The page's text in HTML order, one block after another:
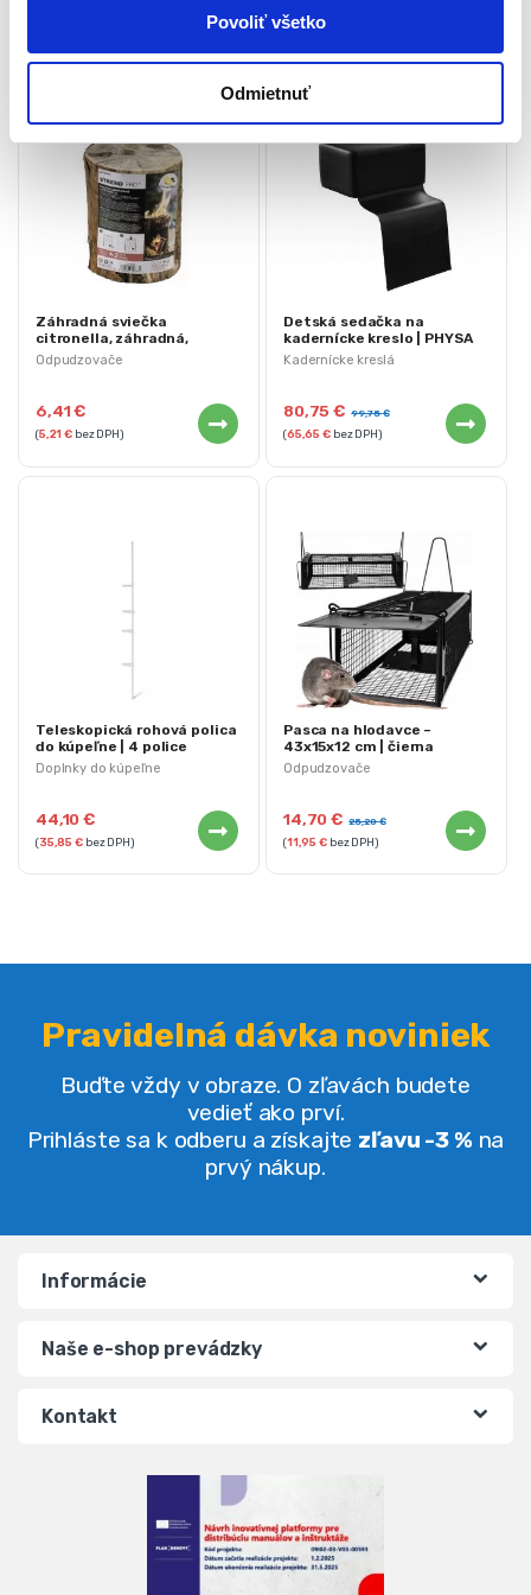
Povoliť všetko
Odmietnuť
Odpudzovače
Záhradná sviečka
citronella, záhradná,
poleno, 2 hod | Strend Pro
Woodson
6,41€
(5,21€ bez DPH)
Kadernícke kreslá
Detská sedačka na
kadernícke kreslo | PHYSA
TORUS
80,75€ 99,75€
(65,65€bez DPH)
Doplnky do kúpeľne
Teleskopická rohová polica
do kúpeľne | 4 police
44,10€
(35,85€bez DPH)
Odpudzovače
Pasca na hlodavce –
43x15x12 cm | čierna
14,70€ 25,20€
(11,95€bez DPH)
Pravidelná dávka noviniek
Buďte vždy v obraze. O zľavách budete
vedieť ako prví.
Prihláste sa k odberu a získajte zľavu -3 % na
prvý nákup.
Informácie
Naše e-shop prevádzky
Kontakt